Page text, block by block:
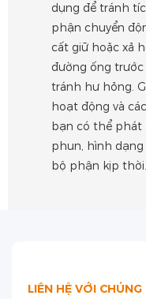
dụng để tránh
phận chuyển
cất giữ hoặc xả
đường ống
tránh hư hỏng.
hoạt động và
bạn có thể phát
phun, hình
bộ phận kịp thời.
LIÊN HỆ VỚI CHÚNG